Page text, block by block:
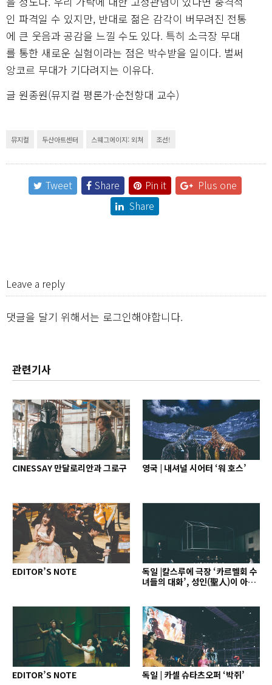
인 파격일 수 있지만, 반대로 젊은 감각이 버무려진 전통
에 큰 웃음과 공감을 느낄 수도 있다. 특히 소극장 무대
를 통한 새로운 실험이라는 점은 박수받을 일이다. 벌써
앙코르 무대가 기다려지는 이유다.
글 원종원(뮤지컬 평론가·순천향대 교수)
뮤지컬 두산아트센터 스웨그에이지: 외쳐 조선!
Tweet Share Pin it
Plus one
Share
Leave a reply
댓글을 달기 위해서는 로그인해야합니다.
관련기사
CINESSAY 만달로리안과 그로구 영국 | 내셔널 시어터 ‘워 호스’
EDITOR’S NOTE
독일 |칼스루에 극장 ‘카르멜회 수
녀들의 대화’, 성인(聖人)이 아닌
EDITOR’S NOTE 독일 | 카셀 슈타츠오퍼 ‘박쥐’